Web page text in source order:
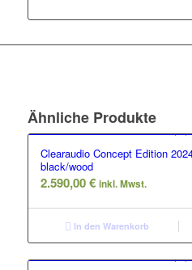
Ähnliche Produkte
Clearaudio Concept Edition
black/wood
2.590,00€ inkl. Mwst.
In den Warenkorb